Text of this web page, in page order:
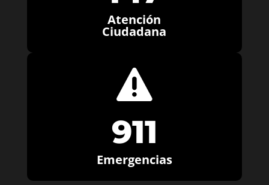
Atención
Ciudadana

911
Emergencias